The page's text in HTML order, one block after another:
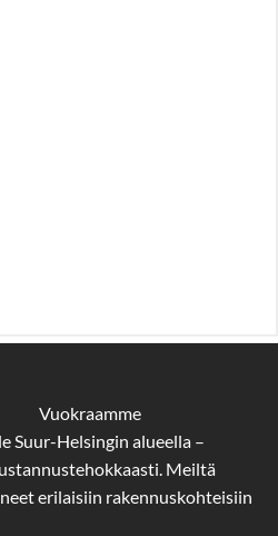
Vuokraamme
Suur-Helsingin alueella –
Meiltä
erilaisiin rakennuskohteisiin